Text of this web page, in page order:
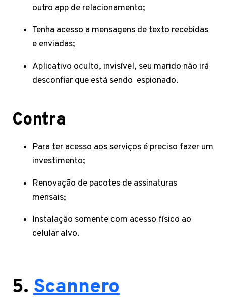
outro app de relacionamento;
Tenha acesso a mensagens de texto recebidas
e enviadas;
Aplicativo oculto, invisível, seu marido não irá
desconfiar que está sendo espionado.
Contra
Para ter acesso aos serviços é preciso fazer um
investimento;
Renovação de pacotes de assinaturas
mensais;
Instalação somente com acesso físico ao
celular alvo.
5. Scannero